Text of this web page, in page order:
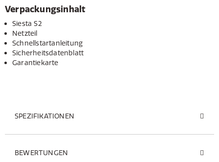
Verpackungsinhalt
Siesta S2
Netzteil
Schnellstartanleitung
Sicherheitsdatenblatt
Garantiekarte
SPEZIFIKATIONEN
BEWERTUNGEN